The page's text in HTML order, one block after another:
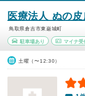
医療法人 ぬの
鳥取県倉吉市東巌城町
駐車場あり マイナ受
土曜（〜12:30）